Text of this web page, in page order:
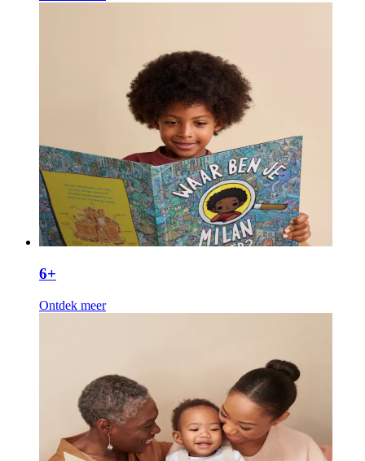
6+
Ontdek meer